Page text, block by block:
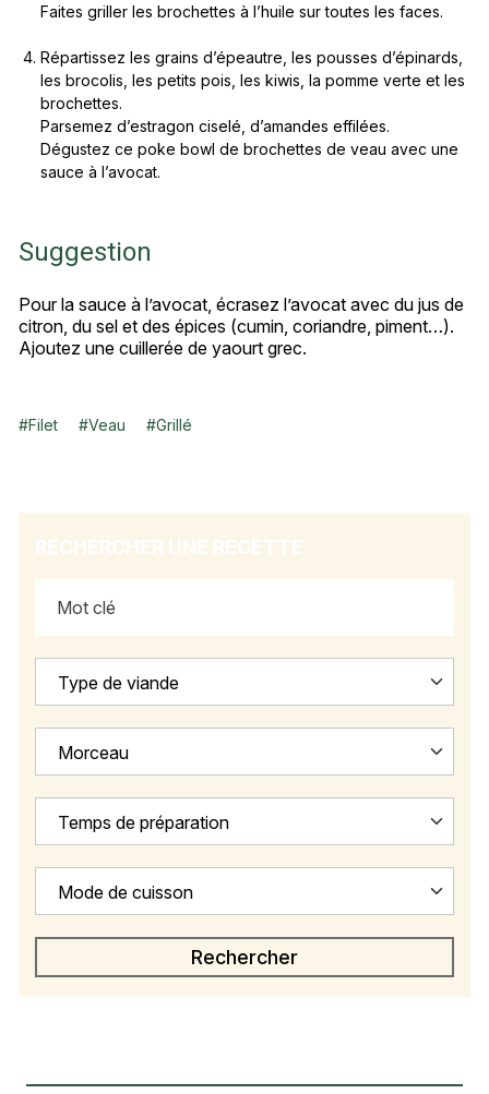
Faites griller les brochettes à l’huile sur toutes les faces.
Répartissez les grains d’épeautre, les pousses d’épinards,
les brocolis, les petits pois, les kiwis, la pomme verte et les
brochettes.
Parsemez d’estragon ciselé, d’amandes effilées.
Dégustez ce poke bowl de brochettes de veau avec une
sauce à l’avocat.
Suggestion
Pour la sauce à l’avocat, écrasez l’avocat avec du jus de
citron, du sel et des épices (cumin, coriandre, piment…).
Ajoutez une cuillerée de yaourt grec.
#Filet #Veau #Grillé
Type de viande
Morceau
Temps de préparation
Mode de cuisson